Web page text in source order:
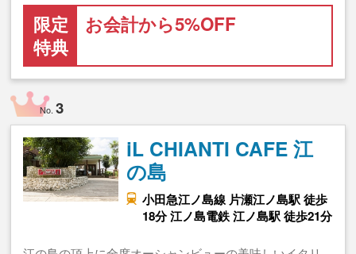
限定
特典
お会計から5%OFF
No.3
iL CHIANTI CAFE 江
の島
小田急江ノ島線 片瀬江ノ島駅 徒歩
18分 江ノ島電鉄 江ノ島駅 徒歩21分